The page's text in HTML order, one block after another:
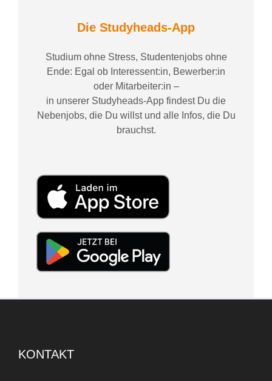
Die Studyheads-App
Studium ohne Stress, Studentenjobs ohne
Ende: Egal ob Interessent:in, Bewerber:in
oder Mitarbeiter:in –
in unserer Studyheads-App findest Du die
Nebenjobs, die Du willst und alle Infos, die Du
brauchst.
KONTAKT